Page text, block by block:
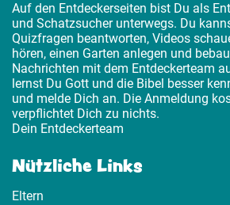
Auf den Entdeckerseiten bist Du als
und Schatzsucher unterwegs. Du
Quizfragen beantworten, Videos
hören, einen Garten anlegen und
Nachrichten mit dem Entdeckerteam
lernst Du Gott und die Bibel besser
und melde Dich an. Die Anmeldung
verpflichtet Dich zu nichts.
Dein Entdeckerteam
Nützliche Links
Eltern